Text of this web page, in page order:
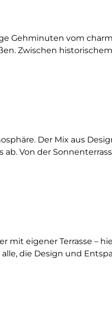
Gehminuten vom
Zwischen
Der Mix aus
Von der
mit eigener Terrasse –
die Design und